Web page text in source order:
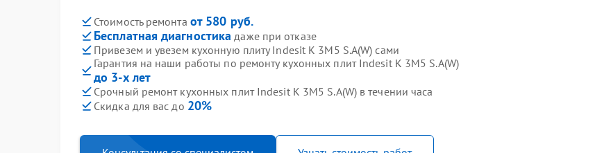
Стоимость ремонта от 580 руб.
Бесплатная диагностика даже при отказе
Привезем и увезем кухонную плиту Indesit K 3M5 S.A(W) сами
Гарантия на наши работы по ремонту кухонных плит Indesit K 3M5 S.A(W)
до 3-х лет
Срочный ремонт кухонных плит Indesit K 3M5 S.A(W) в течении часа
Скидка для вас до 20%